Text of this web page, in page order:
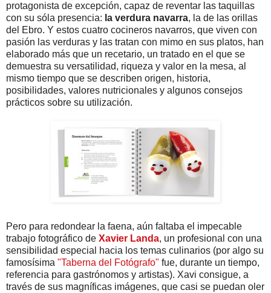
protagonista de excepción, capaz de reventar las taquillas
con su sóla presencia: la verdura navarra, la de las orillas
del Ebro. Y estos cuatro cocineros navarros, que viven con
pasión las verduras y las tratan con mimo en sus platos, han
elaborado más que un recetario, un tratado en el que se
demuestra su versatilidad, riqueza y valor en la mesa, al
mismo tiempo que se describen origen, historia,
posibilidades, valores nutricionales y algunos consejos
prácticos sobre su utilización.
Pero para redondear la faena, aún faltaba el impecable
trabajo fotográfico de Xavier Landa, un profesional con una
sensibilidad especial hacia los temas culinarios (por algo su
famosísima "Taberna del Fotógrafo" fue, durante un tiempo,
referencia para gastrónomos y artistas). Xavi consigue, a
través de sus magníficas imágenes, que casi se puedan oler